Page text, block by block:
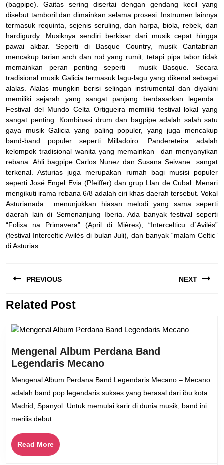
(bagpipe). Gaitas sering disertai dengan gendang kecil yang
disebut tamboril dan dimainkan selama prosesi. Instrumen lainnya
termasuk requinta, sejenis seruling, dan harpa, biola, rebek, dan
hardigurdy. Musiknya sendiri berkisar dari musik cepat hingga
pawai akbar. Seperti di Basque Country, musik Cantabrian
mencakup tarian arch dan rod yang rumit, tetapi pipa tabor tidak
memainkan peran penting seperti musik Basque. Secara
tradisional musik Galicia termasuk lagu-lagu yang dikenal sebagai
alalas. Alalas mungkin berisi selingan instrumental dan diyakini
memiliki sejarah yang sangat panjang berdasarkan legenda.
Festival del Mundo Celta Ortigueira memiliki festival lokal yang
sangat penting. Kombinasi drum dan bagpipe adalah salah satu
gaya musik Galicia yang paling populer, yang juga mencakup
band-band populer seperti Milladoiro. Pandereteira adalah
kelompok tradisional wanita yang memainkan dan menyanyikan
rebana. Ahli bagpipe Carlos Nunez dan Susana Seivane sangat
terkenal. Asturias juga merupakan rumah bagi musisi populer
seperti José Engel Evia (Pfeiffer) dan grup Llan de Cubal. Menari
mengikuti irama rebana 6/8 adalah ciri khas daerah tersebut. Vokal
Asturianada menunjukkan hiasan melodi yang sama seperti
daerah lain di Semenanjung Iberia. Ada banyak festival seperti
“Folixa na Primavera” (April di Mières), “Intercelticu d`Avilés”
(festival Interceltic Avilés di bulan Juli), dan banyak “malam Celtic”
di Asturias.
posPREVIOUS
Previous
NEXT
Related Post
Mengenal Album Perdana Band
Legendaris MecanoMengenal
Album
Perdana
Band
Legendaris
Mengenal Album Perdana Band Legendaris Mecano – Mecano
adalah band pop legendaris sukses yang berasal dari ibu kota
Madrid, Spanyol. Untuk memulai karir di dunia musik, band ini
merilis debut
Read MoreRead
More